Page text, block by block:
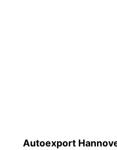
Autoexport